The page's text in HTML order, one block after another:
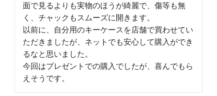
面で見るよりも実物のほうが綺麗で、傷等も無
く、チャックもスムーズに開きます。
以前に、自分用のキーケースを店舗で買わせてい
ただきましたが、ネットでも安心して購入ができ
るなと思いました。
今回はプレゼントでの購入でしたが、喜んでもら
えそうです。